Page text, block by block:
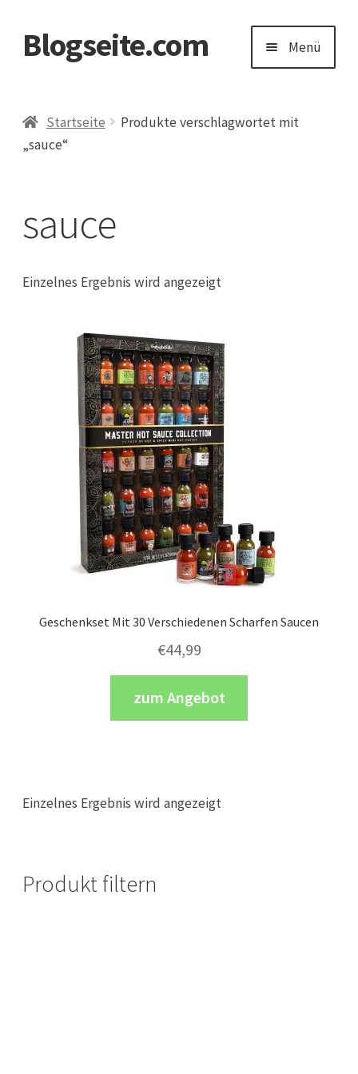
Zur
Navigation
Zum
Blogseite.com Menü
Datenschutzerklärung
Startseite
Produkte verschlagwortet mit
„sauce“
sauce
Einzelnes Ergebnis wird angezeigt
Geschenkset Mit 30 Verschiedenen Scharfen Saucen
€44,99
zum Angebot
Einzelnes Ergebnis wird angezeigt
Produkt filtern